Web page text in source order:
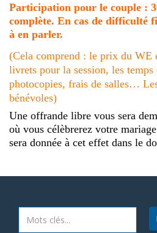
Participation pour le couple :
complète. En cas de difficulté
à en parler.
(Cela comprend : le prix du WE
livrets pour la session, les
photocopies, frais de salles…
bénévoles)
Une offrande libre vous sera
où vous célèbrerez votre
sera donnée à cet effet dans le